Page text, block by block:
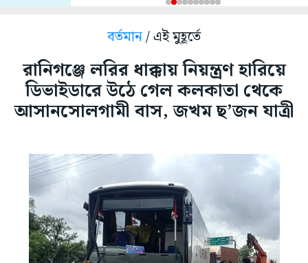
বর্তমান/ এই মুহূর্তে
রানিগঞ্জে লরির ধাক্কায় নিয়ন্ত্রণ হারিয়ে
ডিভাইডারে উঠে গেল কলকাতা থেকে
আসানসোলগামী বাস, জখম ছ’জন যাত্রী